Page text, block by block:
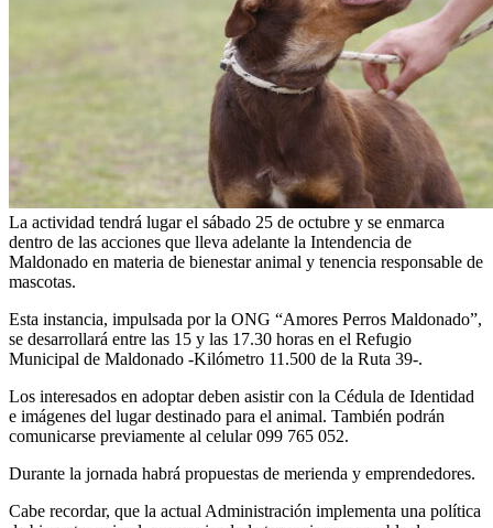
La actividad tendrá lugar el sábado 25 de octubre y se enmarca
dentro de las acciones que lleva adelante la Intendencia de
Maldonado en materia de bienestar animal y tenencia responsable de
mascotas.
Esta instancia, impulsada por la ONG “Amores Perros Maldonado”,
se desarrollará entre las 15 y las 17.30 horas en el Refugio
Municipal de Maldonado -Kilómetro 11.500 de la Ruta 39-.
Los interesados en adoptar deben asistir con la Cédula de Identidad
e imágenes del lugar destinado para el animal. También podrán
comunicarse previamente al celular 099 765 052.
Durante la jornada habrá propuestas de merienda y emprendedores.
Cabe recordar, que la actual Administración implementa una política